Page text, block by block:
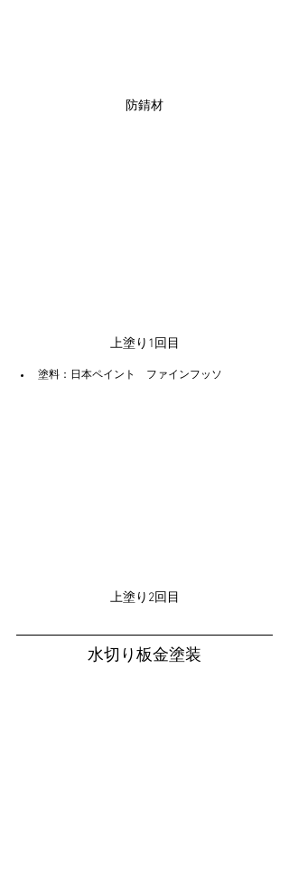
防錆材
上塗り1回目
塗料：日本ペイント　ファインフッソ
上塗り2回目
水切り板金塗装